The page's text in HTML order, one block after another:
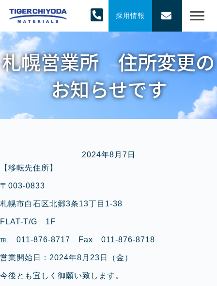
採用情報
札幌営業所 住所変更の
お知らせです
2024年8月7日
【移転先住所】
〒003-0833
札幌市白石区北郷3条13丁目1-38
FLAT-T/G 1F
℡ 011-876-8717 Fax 011-876-8718
営業開始日：2024年8月23日（金）
今後とも宜しく御願い致します。